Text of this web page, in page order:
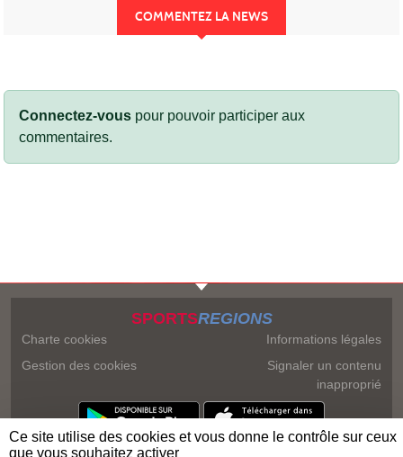
COMMENTEZ LA NEWS
Connectez-vous pour pouvoir participer aux
commentaires.
SPORTSREGIONS
Charte cookies
Gestion des cookies
Informations légales
Signaler un contenu
inapproprié
Ce site utilise des cookies et vous donne le contrôle sur ceux
que vous souhaitez activer